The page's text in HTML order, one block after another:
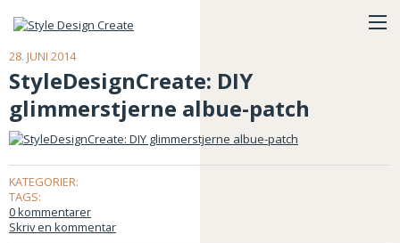
28. JUNI 2014
StyleDesignCreate: DIY
glimmerstjerne albue-patch
KATEGORIER:
TAGS:
0 kommentarer
Skriv en kommentar